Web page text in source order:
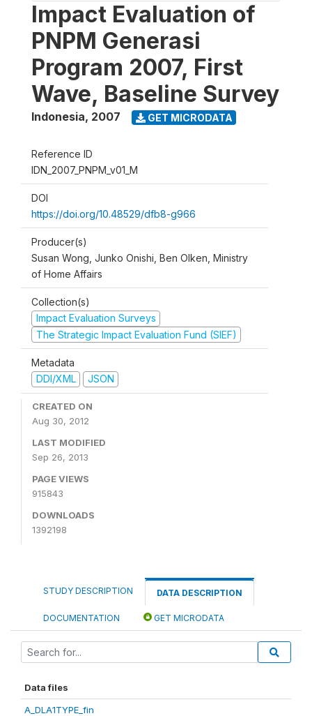
Impact Evaluation of
PNPM Generasi
Program 2007, First
Wave, Baseline Survey
Indonesia, 2007 GET MICRODATA
Reference ID
IDN_2007_PNPM_v01_M
DOI
https://doi.org/10.48529/dfb8-g966
Producer(s)
Susan Wong, Junko Onishi, Ben Olken, Ministry
of Home Affairs
Collection(s)
Impact Evaluation Surveys
The Strategic Impact Evaluation Fund (SIEF)
Metadata
DDI/XML
JSON
CREATED ON
Aug 30, 2012
LAST MODIFIED
Sep 26, 2013
PAGE VIEWS
915843
DOWNLOADS
1392198
STUDY DESCRIPTION DATA DESCRIPTION
DOCUMENTATION GET MICRODATA
Data files
A_DLA1TYPE_fin